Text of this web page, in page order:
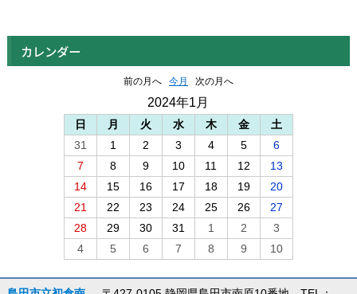
カレンダー
前の月へ 今月 次の月へ
2024年1月
日 月 火 水 木 金
土
31
1 2 3 4 5
6
7
8 9 10 11 12
13
14
15 16 17 18 19
20
21
22 23 24 25 26
27
28
29 30 31 1 2
3
4
5 6 7 8 9 10